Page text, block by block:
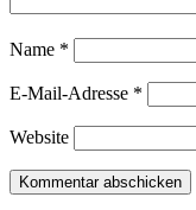
Name *
E-Mail-Adresse *
Website